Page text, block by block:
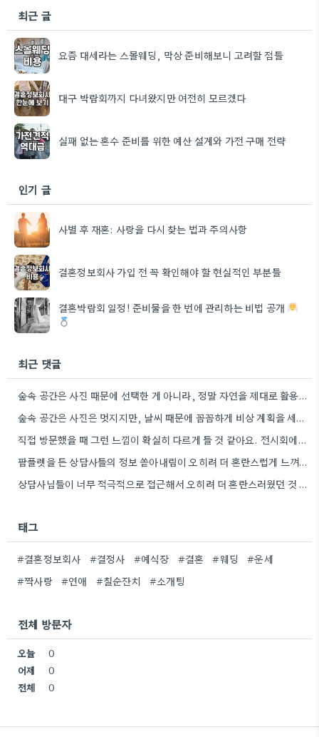
최근 글
요즘 대세라는 스몰웨딩, 막상 준비해보니 고려할 점들
대구 박람회까지 다녀왔지만 여전히 모르겠다
실패 없는 혼수 준비를 위한 예산 설계와 가전 구매 전략
인기 글
사별 후 재혼: 사랑을 다시 찾는 법과 주의사항
결혼정보회사 가입 전 꼭 확인해야 할 현실적인 부분들
결혼박람회 일정! 준비물을 한 번에 관리하는 비법 공개
최근 댓글
숲속 공간은 사진 때문에 선택한 게 아니라, 정말 자연을 제대로 활용한 점이 인상 깊었어요. 날씨…
숲속 공간은 사진은 멋지지만, 날씨 때문에 꼼꼼하게 비상 계획을 세워야 하는 점이 맞는 것 같아요.…
직접 방문했을 때 그런 느낌이 확실히 다르게 들 것 같아요. 전시회에서 보는 것과 실제 제품을…
팜플렛을 든 상담사들의 정보 쏟아내림이 오히려 더 혼란스럽게 느껴졌어요. 예비 신부라는 느낌이 자꾸 부담되더라고요.
상담사님들이 너무 적극적으로 접근해서 오히려 더 혼란스러웠던 것 같아요. 저도 결혼에 관심은 있지만, 이런 분위기에서는…
태그
#결혼정보회사 #결정사 #예식장 #결혼 #웨딩
#운세
#짝사랑
#연애 #칠순잔치 #소개팅
전체 방문자
오늘
0
어제
0
전체
0